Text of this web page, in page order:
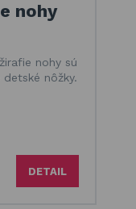
nohy
nohy sú
nôžky.
DETAIL